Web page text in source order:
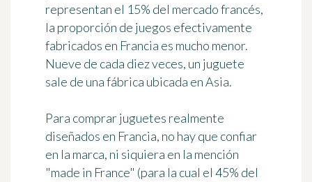
representan el 15% del mercado francés,
la proporción de juegos efectivamente
fabricados en Francia es mucho menor.
Nueve de cada diez veces, un juguete
sale de una fábrica ubicada en Asia.
Para comprar juguetes realmente
diseñados en Francia, no hay que confiar
en la marca, ni siquiera en la mención
"made in France" (para la cual el 45% del